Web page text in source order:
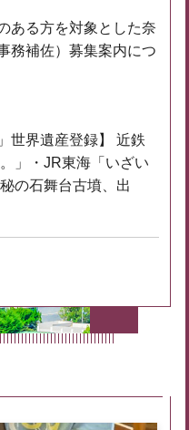
ある方を対象とした奈
務補佐）募集案内につ
世界遺産登録】 近鉄
」・JR東海「いざい
の石舞台古墳、出